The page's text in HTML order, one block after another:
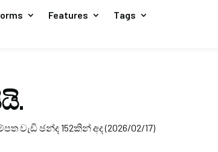
Features
Tags
ඡන්ද 152කින් අද (2026/02/17)